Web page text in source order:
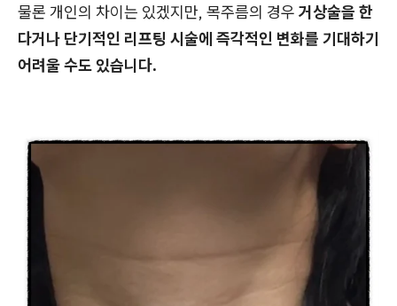
물론 개인의 차이는 있겠지만, 목주름의 경우 거상술을 한
다거나 단기적인 리프팅 시술에 즉각적인 변화를 기대하기
어려울 수도 있습니다.